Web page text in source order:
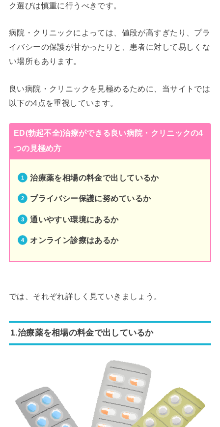
ク選びは慎重に行うべきです。
病院・クリニックによっては、値段が高すぎたり、プラ
イバシーの保護が甘かったりと、患者に対して易しくな
い場所もあります。
良い病院・クリニックを見極めるために、当サイトでは
以下の4点を重視しています。
ED(勃起不全)治療ができる良い病院・クリニックの4
つの見極め方
治療薬を相場の料金で出しているか
プライバシー保護に努めているか
通いやすい環境にあるか
オンライン診療はあるか
では、それぞれ詳しく見ていきましょう。
1.治療薬を相場の料金で出しているか